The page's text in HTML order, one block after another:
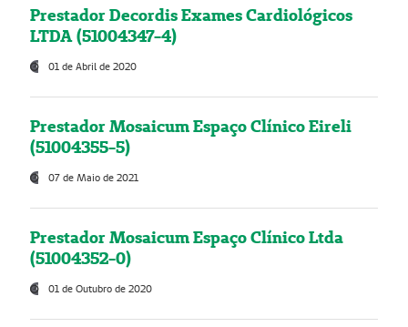
Prestador Decordis Exames Cardiológicos
LTDA (51004347-4)
01 de Abril de 2020
Prestador Mosaicum Espaço Clínico Eireli
(51004355-5)
07 de Maio de 2021
Prestador Mosaicum Espaço Clínico Ltda
(51004352-0)
01 de Outubro de 2020